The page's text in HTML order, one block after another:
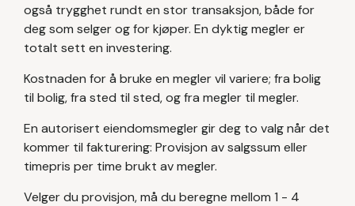
også trygghet rundt en stor transaksjon, både for
deg som selger og for kjøper. En dyktig megler er
totalt sett en investering.
Kostnaden for å bruke en megler vil variere; fra bolig
til bolig, fra sted til sted, og fra megler til megler.
En autorisert eiendomsmegler gir deg to valg når det
kommer til fakturering: Provisjon av salgssum eller
timepris per time brukt av megler.
Velger du provisjon, må du beregne mellom 1 - 4